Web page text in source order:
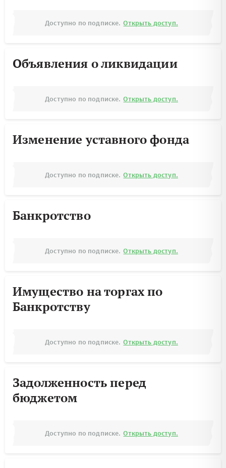
Доступно по подписке. Открыть доступ.
Объявления о ликвидации
Доступно по подписке. Открыть доступ.
Изменение уставного фонда
Доступно по подписке. Открыть доступ.
Банкротство
Доступно по подписке. Открыть доступ.
Имущество на торгах по
Банкротству
Доступно по подписке. Открыть доступ.
Задолженность перед
бюджетом
Доступно по подписке. Открыть доступ.